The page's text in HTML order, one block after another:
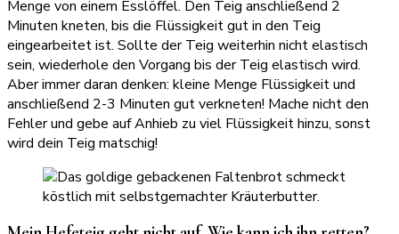
Menge von einem Esslöffel. Den Teig anschließend 2
Minuten kneten, bis die Flüssigkeit gut in den Teig
eingearbeitet ist. Sollte der Teig weiterhin nicht elastisch
sein, wiederhole den Vorgang bis der Teig elastisch wird.
Aber immer daran denken: kleine Menge Flüssigkeit und
anschließend 2-3 Minuten gut verkneten! Mache nicht den
Fehler und gebe auf Anhieb zu viel Flüssigkeit hinzu, sonst
wird dein Teig matschig!